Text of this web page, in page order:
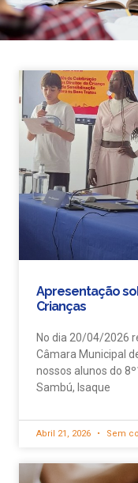
Apresentação
Crianças
No dia 20/04/2026
Câmara Municipal
nossos alunos do
Sambú, Isaque
Abril 21, 2026 Sem